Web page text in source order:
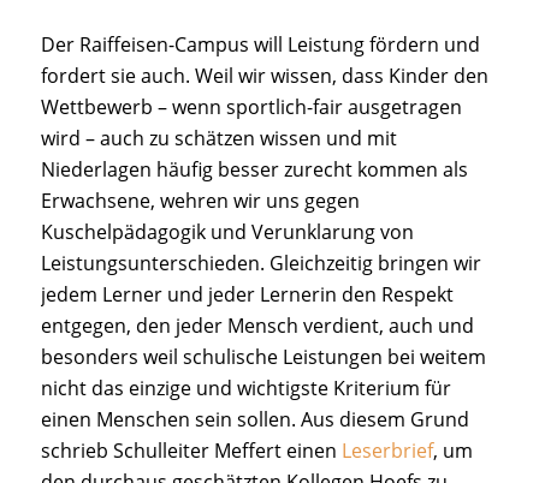
Der Raiffeisen-Campus will Leistung fördern und
fordert sie auch. Weil wir wissen, dass Kinder den
Wettbewerb – wenn sportlich-fair ausgetragen
wird – auch zu schätzen wissen und mit
Niederlagen häufig besser zurecht kommen als
Erwachsene, wehren wir uns gegen
Kuschelpädagogik und Verunklarung von
Leistungsunterschieden. Gleichzeitig bringen wir
jedem Lerner und jeder Lernerin den Respekt
entgegen, den jeder Mensch verdient, auch und
besonders weil schulische Leistungen bei weitem
nicht das einzige und wichtigste Kriterium für
einen Menschen sein sollen. Aus diesem Grund
schrieb Schulleiter Meffert einen Leserbrief, um